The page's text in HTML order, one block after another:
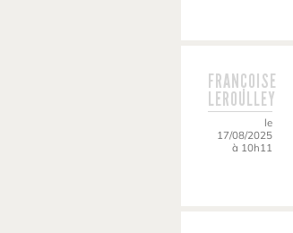
FRANÇOISE
LEROULLEY
le
17/08/2025
à 10h11